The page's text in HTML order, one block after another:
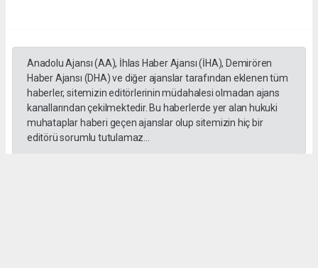
Anadolu Ajansı (AA), İhlas Haber Ajansı (İHA), Demirören
Haber Ajansı (DHA) ve diğer ajanslar tarafından eklenen tüm
haberler, sitemizin editörlerinin müdahalesi olmadan ajans
kanallarından çekilmektedir. Bu haberlerde yer alan hukuki
muhataplar haberi geçen ajanslar olup sitemizin hiç bir
editörü sorumlu tutulamaz...